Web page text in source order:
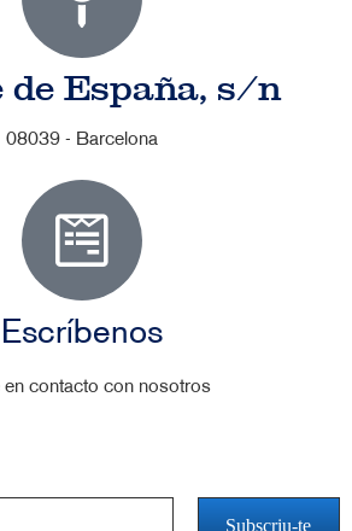
de España, s/n
08039 - Barcelona
Escríbenos
en contacto con nosotros